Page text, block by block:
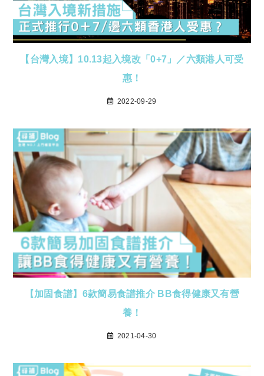
【台灣入境】10.13起入境改「0+7」／六類港人可受
惠！
2022-09-29
【加固食譜】6款簡易食譜推介 BB食得健康又有營
養！
2021-04-30